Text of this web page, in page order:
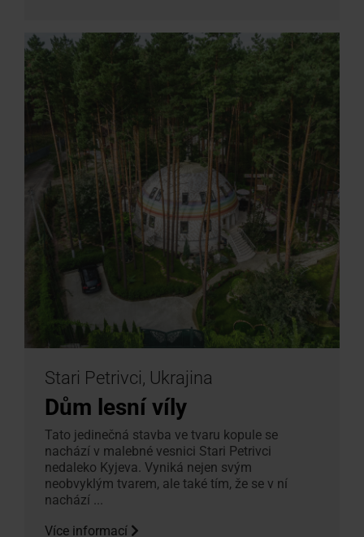
Stari Petrivci, Ukrajina
Dům lesní víly
Tato jedinečná stavba ve tvaru kopule se
nachází v malebné vesnici Stari Petrivci
nedaleko Kyjeva. Vyniká nejen svým
neobvyklým tvarem, ale také tím, že se v ní
nachází ...
Více informací